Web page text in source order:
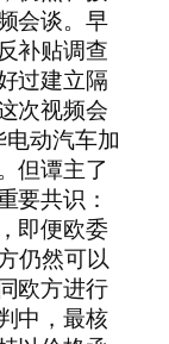
会谈。早
补贴调查
过建立隔
次视频会
动汽车加
但谭主了
要共识：
即便欧委
仍然可以
欧方进行
中，最核